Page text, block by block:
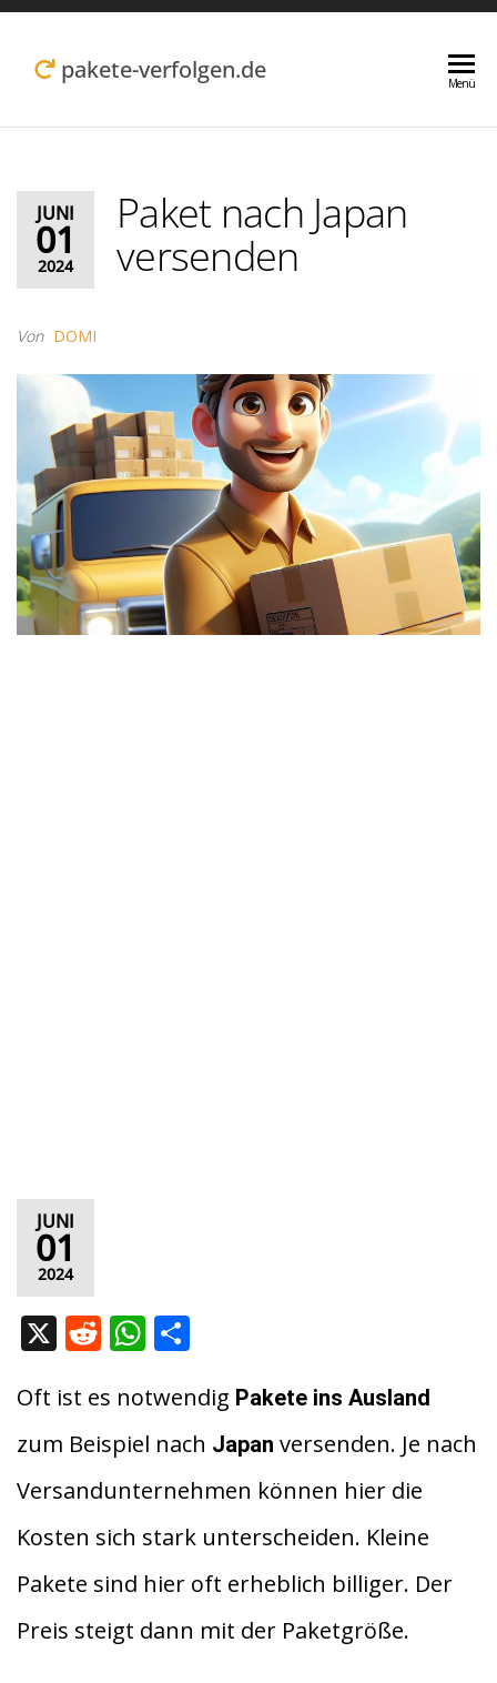
Zum
Inhalt pakete-verfolgen.de Menü
JUNI
01
2024
Paket nach Japan
versenden
Von DOMI
JUNI
01
2024
X R
d
di
t
W
at
s
A
p
p
le
n
Oft ist es notwendig Pakete ins Ausland
zum Beispiel nach Japan versenden. Je nach
Versandunternehmen können hier die
Kosten sich stark unterscheiden. Kleine
Pakete sind hier oft erheblich billiger. Der
Preis steigt dann mit der Paketgröße.